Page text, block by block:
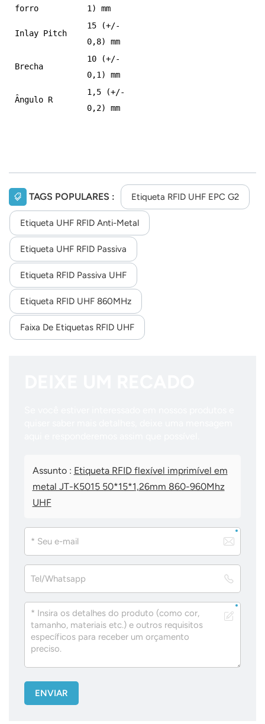
forro 1) mm
Inlay Pitch
15 (+/-
0,8) mm
Brecha
10 (+/-
0,1) mm
Ângulo R
1,5 (+/-
0,2) mm
TAGS POPULARES : Etiqueta RFID UHF EPC G2
Etiqueta UHF RFID Anti-Metal
Etiqueta UHF RFID Passiva
Etiqueta RFID Passiva UHF
Etiqueta RFID UHF 860MHz
Faixa De Etiquetas RFID UHF
Assunto : Etiqueta RFID flexível imprimível em
metal JT-K5015 50*15*1,26mm 860-960Mhz
UHF
ENVIAR